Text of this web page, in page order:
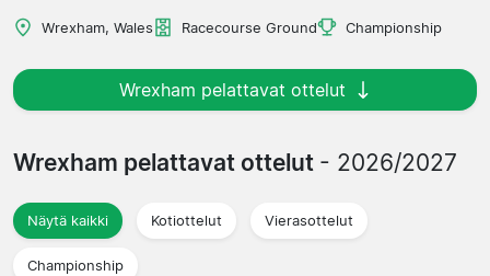
Wrexham, Wales Racecourse Ground Championship
Wrexham pelattavat ottelut
Wrexham pelattavat ottelut - 2026/2027
Näytä kaikki Kotiottelut Vierasottelut
Championship